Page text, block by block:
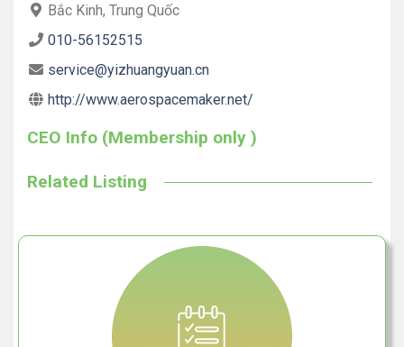
Bắc Kinh, Trung Quốc
010-56152515
service@yizhuangyuan.cn
http://www.aerospacemaker.net/
CEO Info (Membership only )
Related Listing